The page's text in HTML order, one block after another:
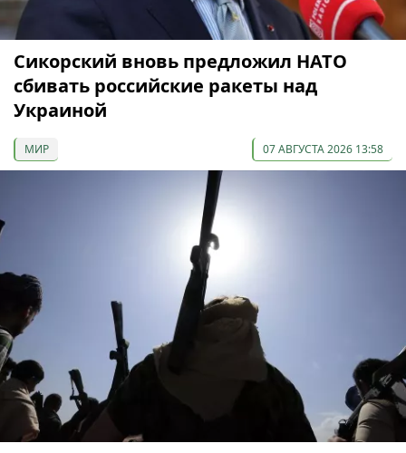
Сикорский вновь предложил НАТО
сбивать российские ракеты над
Украиной
МИР 07 АВГУСТА 2026 13:58